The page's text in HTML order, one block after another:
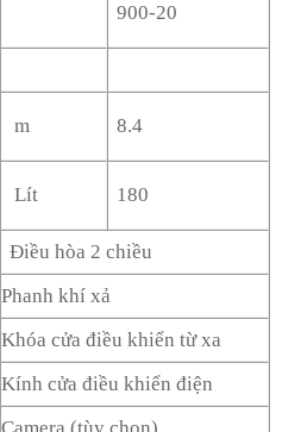
900-20
m 8.4
Lít 180
Điều hòa 2 chiều
Phanh khí xả
Khóa cửa điều khiển từ xa
Kính cửa điều khiển điện